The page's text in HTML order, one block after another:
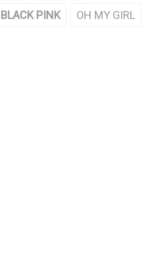
BLACK PINK OH MY GIRL